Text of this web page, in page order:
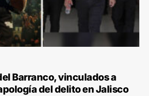
Barranco, vinculados a
del delito en Jalisco